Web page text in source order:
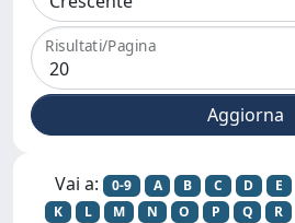
Risultati/Pagina
Vai a: 0-9 A B C D E
K
L M N O P Q R